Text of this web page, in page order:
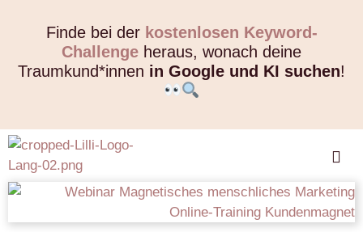
Finde bei der kostenlosen Keyword-
Challenge heraus, wonach deine
Traumkund*innen in Google und KI suchen!